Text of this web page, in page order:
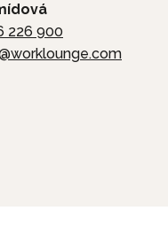
226 900